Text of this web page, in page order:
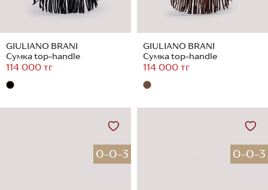
GIULIANO BRANI
Сумка top-handle
114 000 тг
GIULIANO BRANI
Сумка top-handle
114 000 тг
0-0-3 0-0-3